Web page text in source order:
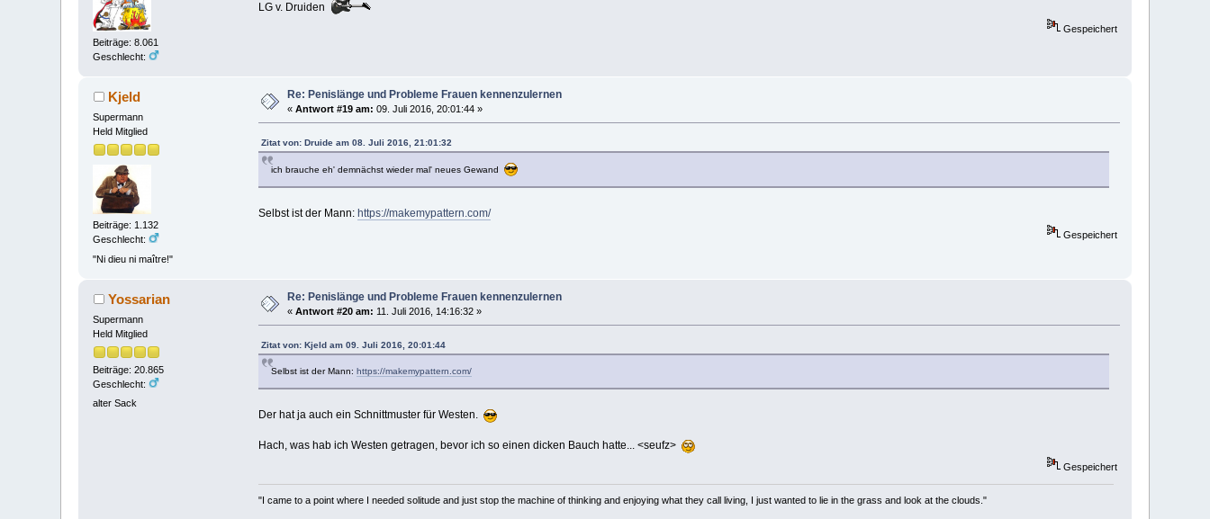
Beiträge: 8.061
Geschlecht:
LG v. Druiden
Gespeichert
Kjeld
Supermann
Held Mitglied
Beiträge: 1.132
Geschlecht:
"Ni dieu ni maître!"
Re: Penislänge und Probleme Frauen kennenzulernen
«Antwort #19 am: 09. Juli 2016, 20:01:44 »
Zitat von: Druide am 08. Juli 2016, 21:01:32
ich brauche eh' demnächst wieder mal' neues Gewand
Selbst ist der Mann: https://makemypattern.com/
Gespeichert
Yossarian
Supermann
Held Mitglied
Beiträge: 20.865
Geschlecht:
alter Sack
Re: Penislänge und Probleme Frauen kennenzulernen
«Antwort #20 am: 11. Juli 2016, 14:16:32 »
Zitat von: Kjeld am 09. Juli 2016, 20:01:44
Selbst ist der Mann: https://makemypattern.com/
Der hat ja auch ein Schnittmuster für Westen.
Hach, was hab ich Westen getragen, bevor ich so einen dicken Bauch hatte... <seufz>
Gespeichert
"I came to a point where I needed solitude and just stop the machine of thinking and enjoying what they call living, I just wanted to lie in the grass and look at the clouds."